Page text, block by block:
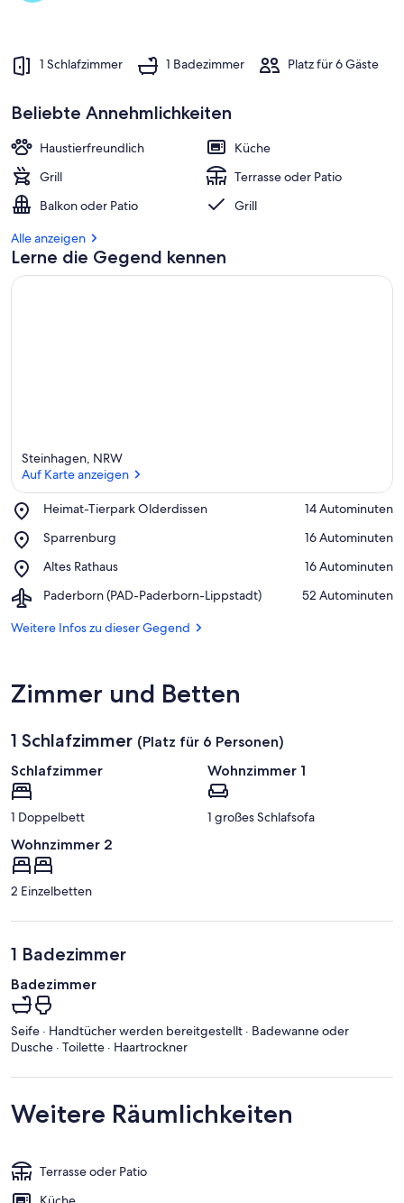
1 Schlafzimmer 1 Badezimmer Platz für 6 Gäste
Beliebte Annehmlichkeiten
Haustierfreundlich
Küche
Grill
Terrasse oder Patio
Balkon oder Patio
Grill
Alle anzeigen
Lerne die Gegend kennen
Steinhagen, NRW
Auf Karte anzeigen
Heimat-Tierpark Olderdissen
Place,
Tierpark
‪14 Autominuten‬
Sparrenburg
Place,
‪16 Autominuten‬
Altes Rathaus
Place,
Rathaus
‪16 Autominuten‬
Paderborn (PAD-Paderborn-Lippstadt)
Airport,
(PAD-
‪52 Autominuten‬
Weitere Infos zu dieser Gegend
Zimmer und Betten
1 Schlafzimmer (Platz für 6 Personen)
Schlafzimmer
1 Doppelbett
Wohnzimmer 1
1 großes Schlafsofa
Wohnzimmer 2
2 Einzelbetten
1 Badezimmer
Badezimmer
Seife · Handtücher werden bereitgestellt · Badewanne oder
Dusche · Toilette · Haartrockner
Weitere Räumlichkeiten
Terrasse oder Patio